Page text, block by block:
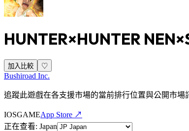
HUNTER×HUNTER
加入比較 ♡
Bushiroad Inc.
追蹤此遊戲在各支援市場的當前排行位置與公開市場
IOSGAMEApp Store ↗
正在查看: Japan